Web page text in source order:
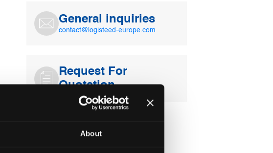
About
General inquiries
contact@logisteed-europe.com
Request For
Quotation